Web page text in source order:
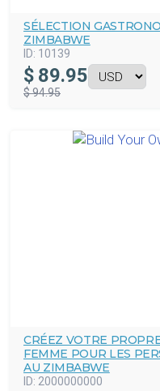
SÉLECTION
ZIMBABWE
ID: 10139
$ 89.95
$ 94.95
CRÉEZ VOTRE
FEMME POUR LES
AU ZIMBABWE
ID: 2000000000